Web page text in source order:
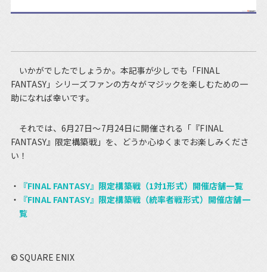
いかがでしたでしょうか。本記事が少しでも「FINAL
FANTASY」シリーズファンの方々がマジックを楽しむための一
助になれば幸いです。
それでは、6月27日～7月24日に開催される「『FINAL
FANTASY』限定構築戦」を、どうか心ゆくまでお楽しみくださ
い！
『FINAL FANTASY』限定構築戦（1対1形式）開催店舗一覧
『FINAL FANTASY』限定構築戦（統率者戦形式）開催店舗一
覧
© SQUARE ENIX